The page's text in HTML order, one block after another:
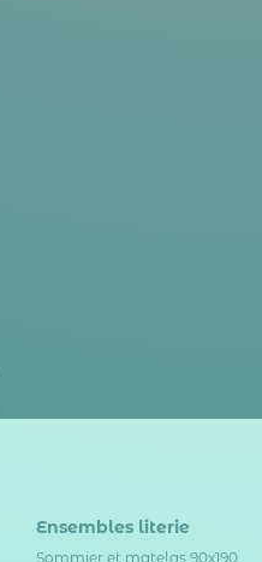
Ensembles literie
Sommier et matelas 90x190